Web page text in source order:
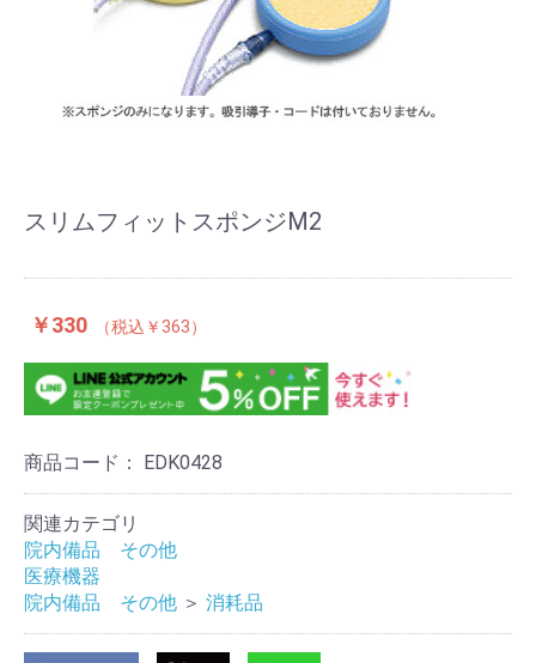
スリムフィットスポンジM2
￥330 ￥363
商品コード： EDK0428
関連カテゴリ
院内備品 その他
医療機器
院内備品 その他 ＞ 消耗品